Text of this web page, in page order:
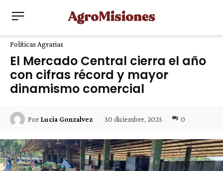
Políticas Agrarias
El Mercado Central cierra el año
con cifras récord y mayor
dinamismo comercial
Por Lucia Gonzalvez 30 diciembre, 2025 0